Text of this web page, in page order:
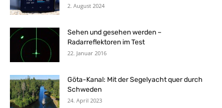
2. August 2024
Sehen und gesehen werden –
Radarreflektoren im Test
22. Januar 2016
Göta-Kanal: Mit der Segelyacht quer durch
Schweden
24. April 2023